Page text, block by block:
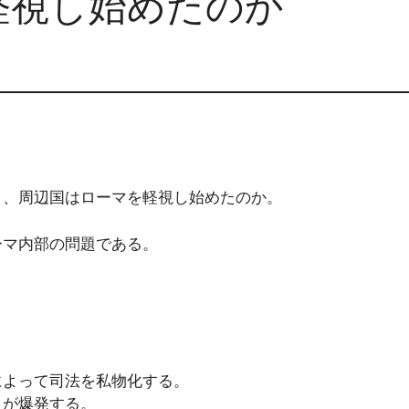
周辺国はローマを軽視し始めたのか。
内部の問題である。
って司法を私物化する。
爆発する。